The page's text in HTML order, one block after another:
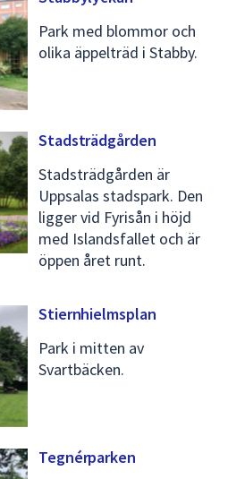
Park med blommor och
olika äppelträd i Stabby.
Stadsträdgården
Stadsträdgården är
Uppsalas stadspark. Den
ligger vid Fyrisån i höjd
med Islandsfallet och är
öppen året runt.
Stiernhielmsplan
Park i mitten av
Svartbäcken.
Tegnérparken